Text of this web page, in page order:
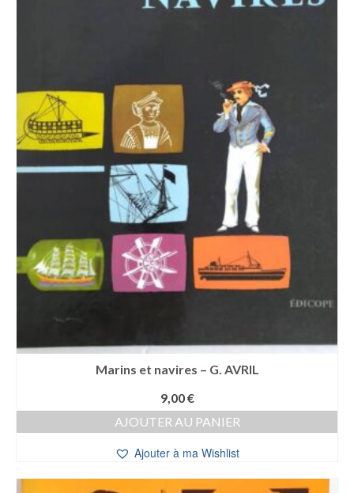
Marins et navires – G. AVRIL
9,00€
AJOUTER AU PANIER
Ajouter à ma Wishlist